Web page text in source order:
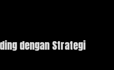
dengan Strategi